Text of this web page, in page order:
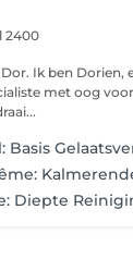
2400
met oog
Basis
Diepte